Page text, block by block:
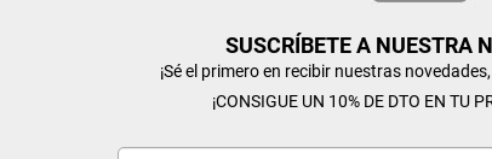
SUSCRÍBETE A NUESTRA
¡Sé el primero en recibir nuestras
¡CONSIGUE UN 10% DE DTO EN TU